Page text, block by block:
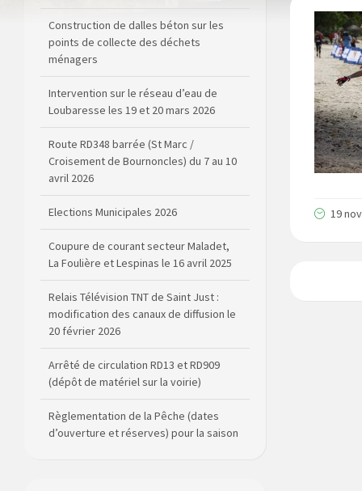
19
Construction de dalles béton sur les
points de collecte des déchets
ménagers
Intervention sur le réseau d’eau de
Loubaresse les 19 et 20 mars 2026
Route RD348 barrée (St Marc /
Croisement de Bournoncles) du 7 au 10
avril 2026
Elections Municipales 2026
Coupure de courant secteur Maladet,
La Foulière et Lespinas le 16 avril 2025
Relais Télévision TNT de Saint Just :
modification des canaux de diffusion le
20 février 2026
Arrêté de circulation RD13 et RD909
(dépôt de matériel sur la voirie)
Règlementation de la Pêche (dates
d’ouverture et réserves) pour la saison